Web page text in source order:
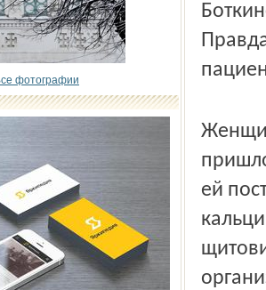
фотографии
ей